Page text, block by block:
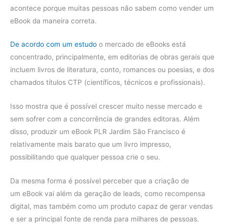
acontece porque muitas pessoas não sabem como vender um
eBook da maneira correta.
De acordo com um estudo o mercado de eBooks está
concentrado, principalmente, em editorias de obras gerais que
incluem livros de literatura, conto, romances ou poesias, e dos
chamados títulos CTP (científicos, técnicos e profissionais).
Isso mostra que é possível crescer muito nesse mercado e
sem sofrer com a concorrência de grandes editoras. Além
disso, produzir um eBook PLR Jardim São Francisco é
relativamente mais barato que um livro impresso,
possibilitando que qualquer pessoa crie o seu.
Da mesma forma é possível perceber que a criação de
um eBook vai além da geração de leads, como recompensa
digital, mas também como um produto capaz de gerar vendas
e ser a principal fonte de renda para milhares de pessoas.